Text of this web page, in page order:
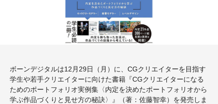
ボーンデジタルは12月29日（月）に、CGクリエイターを目指す
学生や若手クリエイターに向けた書籍『CGクリエイターになる
ためのポートフォリオ実例集〈内定を決めたポートフォリオから
学ぶ作品づくりと見せ方の秘訣〉』（著：佐藤智幸）を発売しま